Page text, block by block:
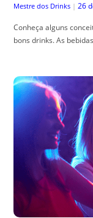
Mestre dos Drinks | 26
Conheça alguns
bons drinks. As